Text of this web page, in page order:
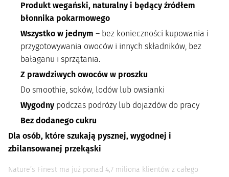
Produkt wegański, naturalny i będący źródłem
błonnika pokarmowego
Wszystko w jednym – bez konieczności kupowania i
przygotowywania owoców i innych składników, bez
bałaganu i sprzątania.
Z prawdziwych owoców w proszku
Do smoothie, soków, lodów lub owsianki
Wygodny podczas podróży lub dojazdów do pracy
Bez dodanego cukru
Dla osób, które szukają pysznej, wygodnej i
zbilansowanej przekąski
Nature’s Finest ma już ponad 4,7 miliona klientów z całego